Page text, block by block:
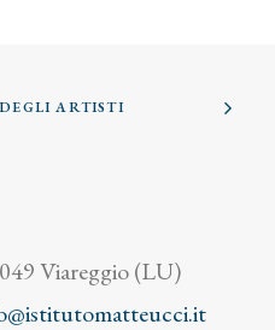
ARTISTI
Viareggio (LU)